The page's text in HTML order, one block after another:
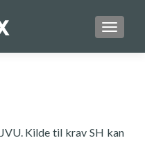
Kilde til krav SH kan